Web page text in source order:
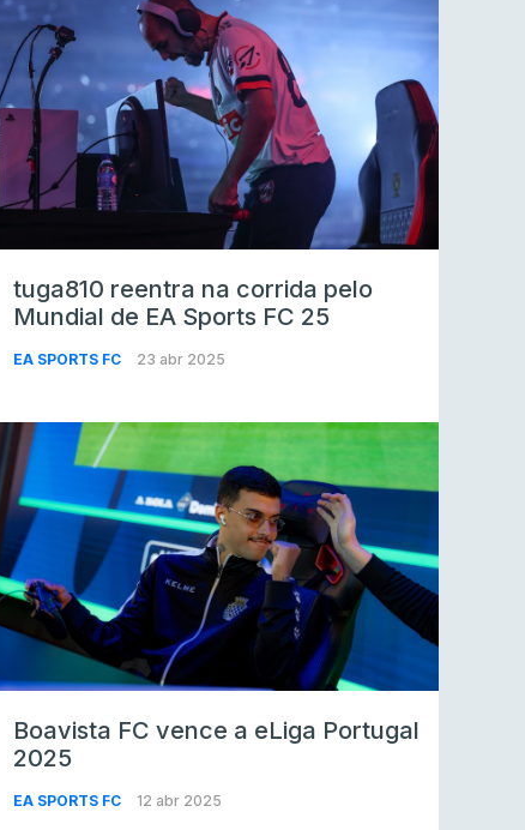
tuga810 reentra na corrida pelo
Mundial de EA Sports FC 25
EA SPORTS FC 23 abr 2025
Boavista FC vence a eLiga Portugal
2025
EA SPORTS FC 12 abr 2025